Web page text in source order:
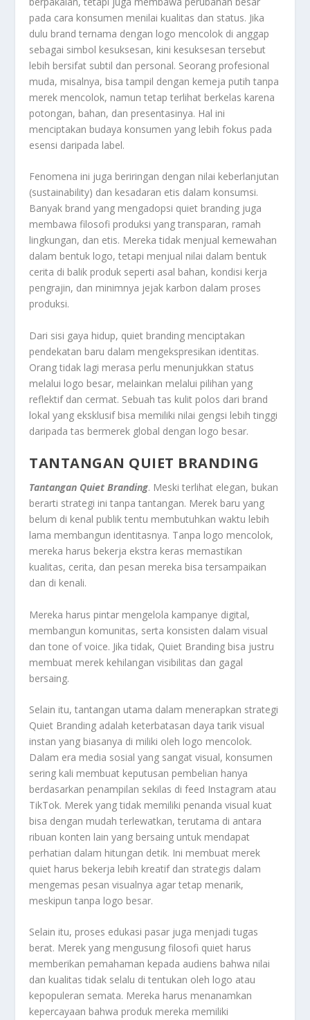
pada cara konsumen menilai kualitas dan status. Jika
dulu brand ternama dengan logo mencolok di anggap
sebagai simbol kesuksesan, kini kesuksesan tersebut
lebih bersifat subtil dan personal. Seorang profesional
muda, misalnya, bisa tampil dengan kemeja putih tanpa
merek mencolok, namun tetap terlihat berkelas karena
potongan, bahan, dan presentasinya. Hal ini
menciptakan budaya konsumen yang lebih fokus pada
esensi daripada label.
Fenomena ini juga beriringan dengan nilai keberlanjutan
(sustainability) dan kesadaran etis dalam konsumsi.
Banyak brand yang mengadopsi quiet branding juga
membawa filosofi produksi yang transparan, ramah
lingkungan, dan etis. Mereka tidak menjual kemewahan
dalam bentuk logo, tetapi menjual nilai dalam bentuk
cerita di balik produk seperti asal bahan, kondisi kerja
pengrajin, dan minimnya jejak karbon dalam proses
produksi.
Dari sisi gaya hidup, quiet branding menciptakan
pendekatan baru dalam mengekspresikan identitas.
Orang tidak lagi merasa perlu menunjukkan status
melalui logo besar, melainkan melalui pilihan yang
reflektif dan cermat. Sebuah tas kulit polos dari brand
lokal yang eksklusif bisa memiliki nilai gengsi lebih tinggi
daripada tas bermerek global dengan logo besar.
TANTANGAN QUIET BRANDING
Tantangan Quiet Branding. Meski terlihat elegan, bukan
berarti strategi ini tanpa tantangan. Merek baru yang
belum di kenal publik tentu membutuhkan waktu lebih
lama membangun identitasnya. Tanpa logo mencolok,
mereka harus bekerja ekstra keras memastikan
kualitas, cerita, dan pesan mereka bisa tersampaikan
dan di kenali.
Mereka harus pintar mengelola kampanye digital,
membangun komunitas, serta konsisten dalam visual
dan tone of voice. Jika tidak, Quiet Branding bisa justru
membuat merek kehilangan visibilitas dan gagal
bersaing.
Selain itu, tantangan utama dalam menerapkan strategi
Quiet Branding adalah keterbatasan daya tarik visual
instan yang biasanya di miliki oleh logo mencolok.
Dalam era media sosial yang sangat visual, konsumen
sering kali membuat keputusan pembelian hanya
berdasarkan penampilan sekilas di feed Instagram atau
TikTok. Merek yang tidak memiliki penanda visual kuat
bisa dengan mudah terlewatkan, terutama di antara
ribuan konten lain yang bersaing untuk mendapat
perhatian dalam hitungan detik. Ini membuat merek
quiet harus bekerja lebih kreatif dan strategis dalam
mengemas pesan visualnya agar tetap menarik,
meskipun tanpa logo besar.
Selain itu, proses edukasi pasar juga menjadi tugas
berat. Merek yang mengusung filosofi quiet harus
memberikan pemahaman kepada audiens bahwa nilai
dan kualitas tidak selalu di tentukan oleh logo atau
kepopuleran semata. Mereka harus menanamkan
kepercayaan bahwa produk mereka memiliki